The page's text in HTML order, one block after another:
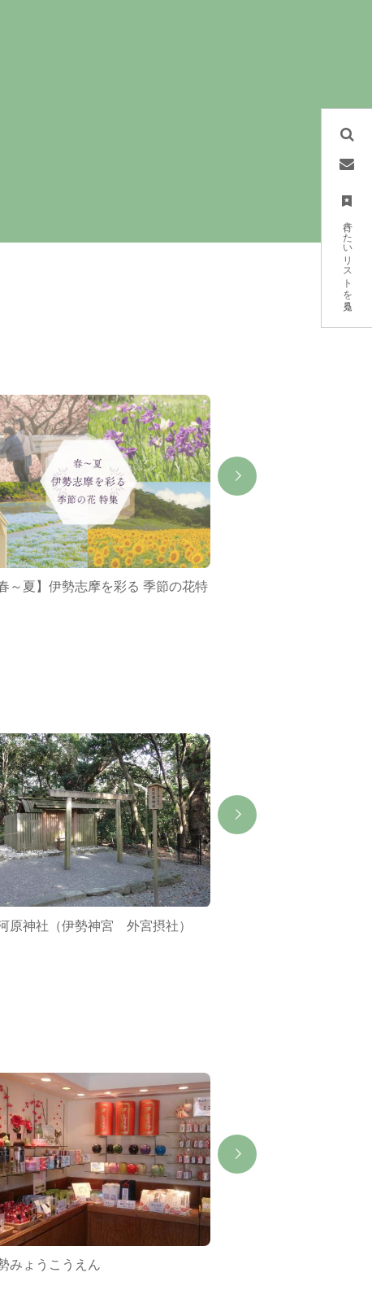
行きたいリストを見る
春～夏】伊勢志摩を彩る 季節の花特
原神社（伊勢神宮 外宮摂社）
みょうこうえん